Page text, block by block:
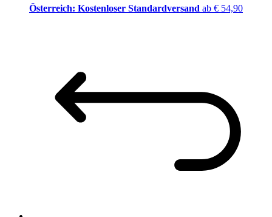
Österreich: Kostenloser Standardversand ab € 54,90